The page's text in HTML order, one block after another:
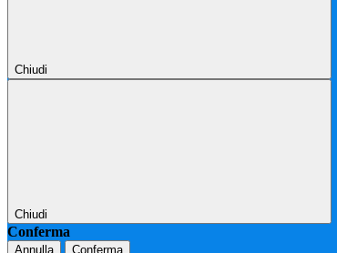
Chiudi
Chiudi
Conferma
Annulla Conferma